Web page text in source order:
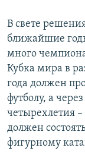
В свете
ближайшие
много
Кубка мира в
года должен
футболу, а
четырехлетия
должен
фигурному